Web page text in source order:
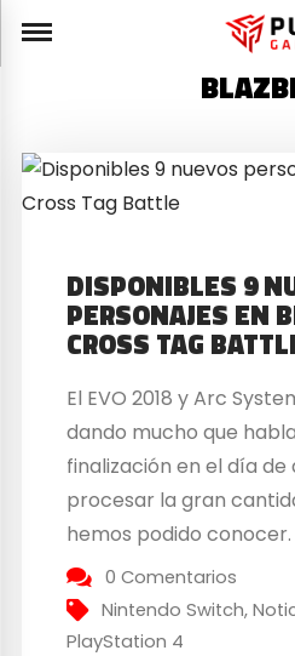
DISPONIBLES 9
PERSONAJES EN
CROSS TAG
El EVO 2018 y Arc
dando mucho que
finalización en el día de
procesar la gran
hemos podido conocer.
llamativas ha sido sin
gameplay de Kill la Kill
0 Comentarios
Nintendo Switch,
PlayStation 4